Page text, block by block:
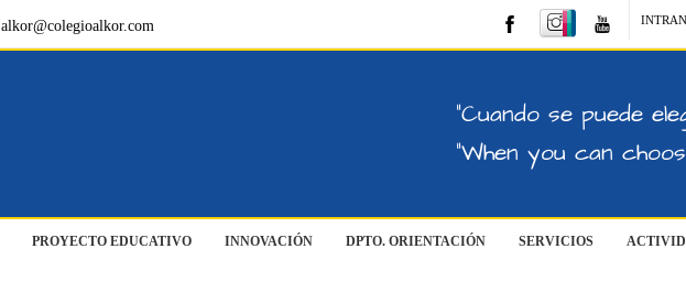
alkor@colegioalkor.com
"Cuando se puede
"When you can
PROYECTO EDUCATIVO INNOVACIÓN DPTO. ORIENTACIÓN SERVICIOS